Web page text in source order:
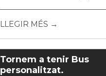
LLEGIR MÉS →
Tornem a tenir Bus
personalitzat.